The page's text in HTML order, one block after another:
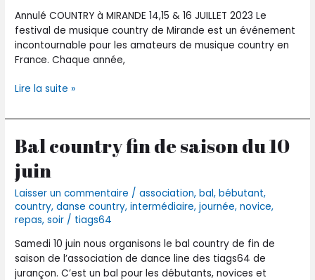
Annulé COUNTRY à MIRANDE 14,15 & 16 JUILLET 2023 Le
festival de musique country de Mirande est un événement
incontournable pour les amateurs de musique country en
France. Chaque année,
juillet
2023
Lire la suite »
Bal country fin de saison du 10
juin
Laisser un commentaire /association,bal,bébutant,
country,danse country,intermédiaire,journée,novice,
repas,soir / tiags64
Samedi 10 juin nous organisons le bal country de fin de
saison de l’association de dance line des tiags64 de
jurançon. C’est un bal pour les débutants, novices et
Bal
country
fin
de
saison
du
juin